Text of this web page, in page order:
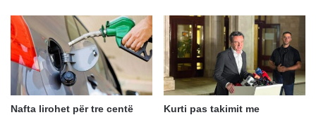
Nafta lirohet për tre centë
Kurti pas takimit me